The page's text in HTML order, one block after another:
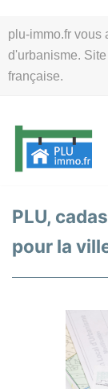
plu-immo.fr vous
d'urbanisme.
française.
au
contenu
PLU,
pour la